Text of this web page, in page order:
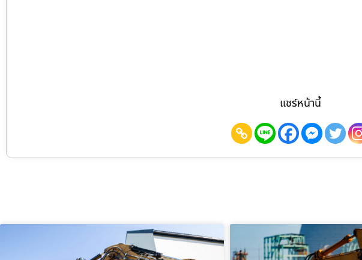
แชร์หน้านี้